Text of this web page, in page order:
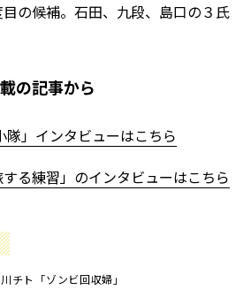
の候補。石田、九段、島口の３氏
の記事から
隊」インタビューはこちら
る練習」のインタビューはこちら
チト「ゾンビ回収婦」